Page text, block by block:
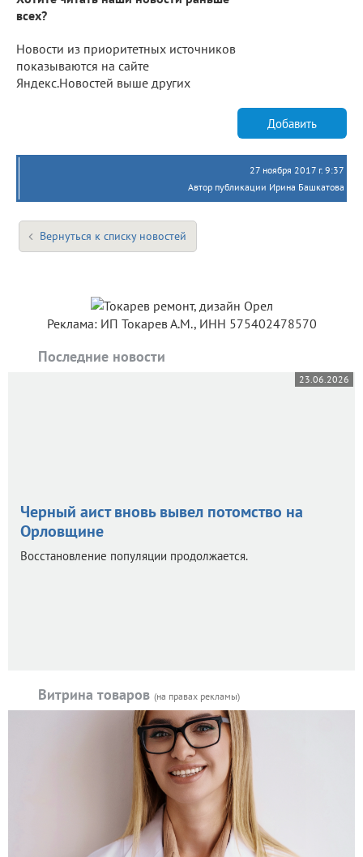
всех?
Новости из приоритетных источников
показываются на сайте
Яндекс.Новостей выше других
Добавить
27 ноября 2017 г. 9:37
Автор публикации Ирина Башкатова
Вернуться к списку новостей
Реклама: ИП Токарев А.М., ИНН 575402478570
Последние новости
23.06.2026
Черный аист вновь вывел потомство на
Орловщине
Восстановление популяции продолжается.
Витрина товаров (на правах рекламы)